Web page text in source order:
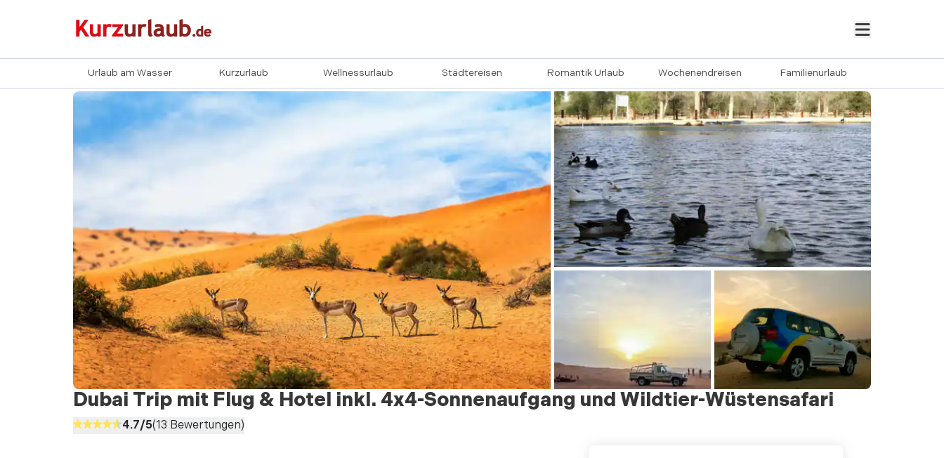
Urlaub am Wasser Kurzurlaub Wellnessurlaub Städtereisen Romantik Urlaub Wochenendreisen Familienurlaub
Dubai Trip mit Flug & Hotel inkl. 4x4-Sonnenaufgang und Wildtier-Wüstensafari
4.7/5(13 Bewertungen)